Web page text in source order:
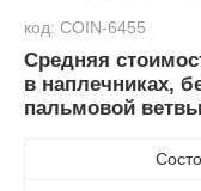
код: COIN-6455
Средняя
в наплечниках,
пальмовой